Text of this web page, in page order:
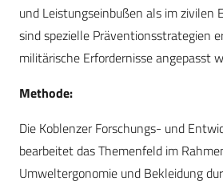
und Leistungseinbußen als im zivilen
sind spezielle Präventionsstrategien
militärische Erfordernisse angepasst
Methode:
Die Koblenzer Forschungs- und
bearbeitet das Themenfeld im
Umweltergonomie und Bekleidung